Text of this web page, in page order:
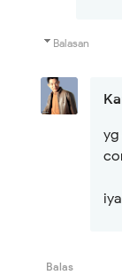
Balasan
yg
Balas